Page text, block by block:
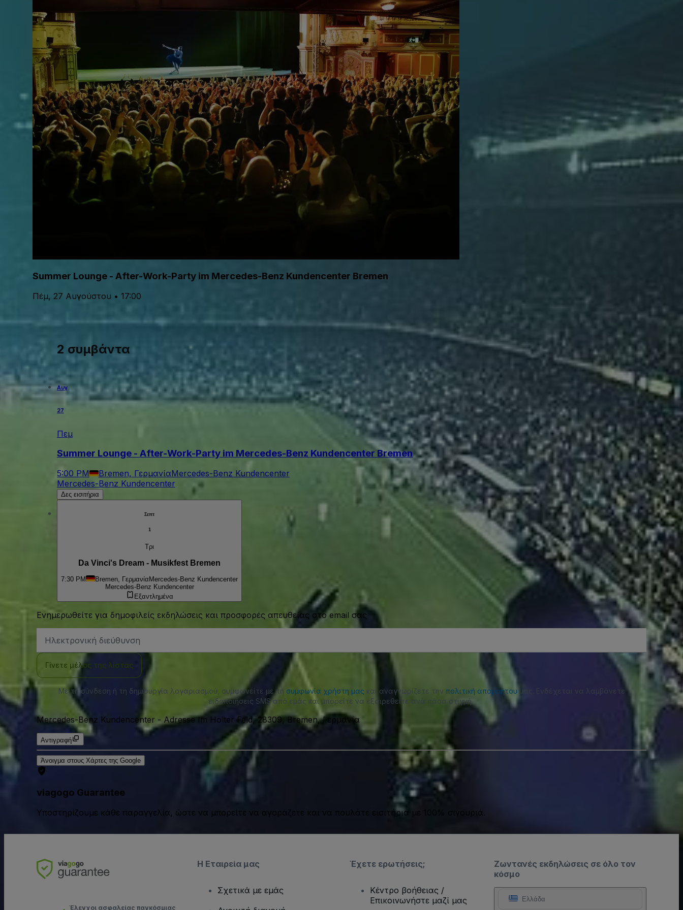
Summer Lounge - After-Work-Party im Mercedes-Benz Kundencenter Bremen
Πέμ, 27 Αυγούστου • 17:00
2 συμβάντα
Αυγ
27
Πεμ
Summer Lounge - After-Work-Party im Mercedes-Benz Kundencenter Bremen
5:00 PM Bremen, ΓερμανίαMercedes-Benz Kundencenter
Mercedes-Benz Kundencenter
Δες εισιτήρια
Σεπτ
1
Τρι
Da Vinci's Dream - Musikfest Bremen
7:30 PM Bremen, Γερμανία Mercedes-Benz Kundencenter
Mercedes-Benz Kundencenter
Εξαντλημένα
Ενημερωθείτε για δημοφιλείς εκδηλώσεις και προσφορές απευθείας στο email σας
Email
Γίνετε μέλος της λίστας
Με τη σύνδεση ή τη δημιουργία λογαριασμού, συμφωνείτε με τη συμφωνία χρήστη μας και αναγνωρίζετε την πολιτική απορρήτου μας. Ενδέχεται να λαμβάνετε
ειδοποιήσεις SMS από εμάς και μπορείτε να εξαιρεθείτε ανά πάσα στιγμή.
Mercedes-Benz Kundencenter -Adresse Im Holter Feld, 28309, Bremen, Γερμανία
Αντιγραφή
Άνοιγμα στους Χάρτες της Google
viagogo Guarantee
Υποστηρίζουμε κάθε παραγγελία, ώστε να μπορείτε να αγοράζετε και να πουλάτε εισιτήρια με 100% σιγουριά.
Ζωντανές εκδηλώσεις σε όλο τον
κόσμο
Ελλάδα
Έλεγχοι ασφαλείας παγκόσμιας
Η Εταιρεία μας
Σχετικά με εμάς
Έχετε ερωτήσεις;
Κέντρο βοήθειας /
Επικοινωνήστε μαζί μας